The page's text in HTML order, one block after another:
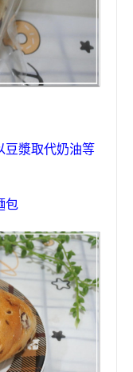
豆漿取代奶油等
包